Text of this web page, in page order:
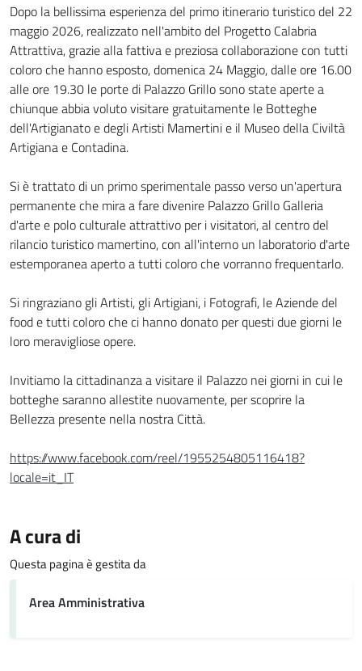
Dopo la bellissima esperienza del primo itinerario turistico del 22
maggio 2026, realizzato nell'ambito del Progetto Calabria
Attrattiva, grazie alla fattiva e preziosa collaborazione con tutti
coloro che hanno esposto, domenica 24 Maggio, dalle ore 16.00
alle ore 19.30 le porte di Palazzo Grillo sono state aperte a
chiunque abbia voluto visitare gratuitamente le Botteghe
dell'Artigianato e degli Artisti Mamertini e il Museo della Civiltà
Artigiana e Contadina.
Si è trattato di un primo sperimentale passo verso un'apertura
permanente che mira a fare divenire Palazzo Grillo Galleria
d'arte e polo culturale attrattivo per i visitatori, al centro del
rilancio turistico mamertino, con all'interno un laboratorio d'arte
estemporanea aperto a tutti coloro che vorranno frequentarlo.
Si ringraziano gli Artisti, gli Artigiani, i Fotografi, le Aziende del
food e tutti coloro che ci hanno donato per questi due giorni le
loro meravigliose opere.
Invitiamo la cittadinanza a visitare il Palazzo nei giorni in cui le
botteghe saranno allestite nuovamente, per scoprire la
Bellezza presente nella nostra Città.
https://www.facebook.com/reel/1955254805116418?
locale=it_IT
A cura di
Questa pagina è gestita da
Area Amministrativa